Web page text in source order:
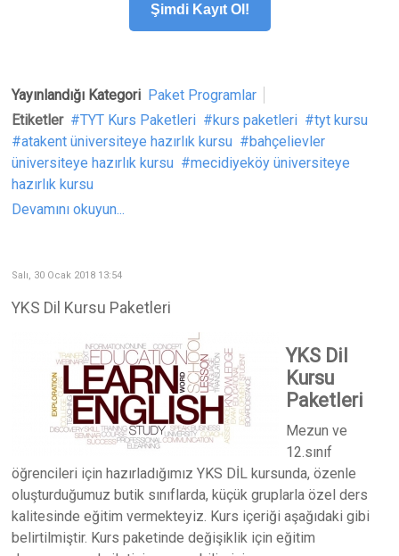
Şimdi Kayıt Ol!
Yayınlandığı Kategori Paket Programlar
Etiketler
TYT Kurs Paketleri kurs paketleri
tyt kursu
atakent üniversiteye hazırlık kursu
bahçelievler
üniversiteye hazırlık kursu
mecidiyeköy üniversiteye
hazırlık kursu
Devamını okuyun...
Salı, 30 Ocak 2018 13:54
YKS Dil Kursu Paketleri
YKS Dil
Kursu
Paketleri
Mezun ve
12.sınıf
öğrencileri için hazırladığımız YKS DİL kursunda, özenle
oluşturduğumuz butik sınıflarda, küçük gruplarla özel ders
kalitesinde eğitim vermekteyiz. Kurs içeriği aşağıdaki gibi
belirtilmiştir. Kurs paketinde değişiklik için eğitim